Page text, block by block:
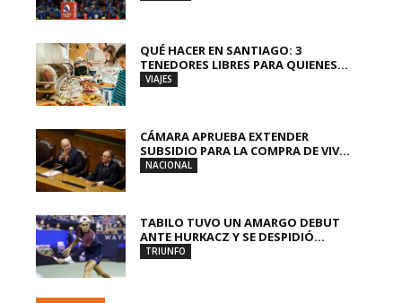
QUÉ HACER EN SANTIAGO: 3
TENEDORES LIBRES PARA QUIENES...
VIAJES
CÁMARA APRUEBA EXTENDER
SUBSIDIO PARA LA COMPRA DE VIV...
NACIONAL
TABILO TUVO UN AMARGO DEBUT
ANTE HURKACZ Y SE DESPIDIÓ...
TRIUNFO